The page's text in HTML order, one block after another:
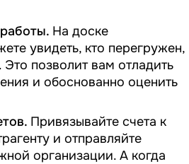
На доске
увидеть, кто перегружен,
Это позволит вам отладить
и обоснованно оценить
Привязывайте счета к
и отправляйте
организации. А когда